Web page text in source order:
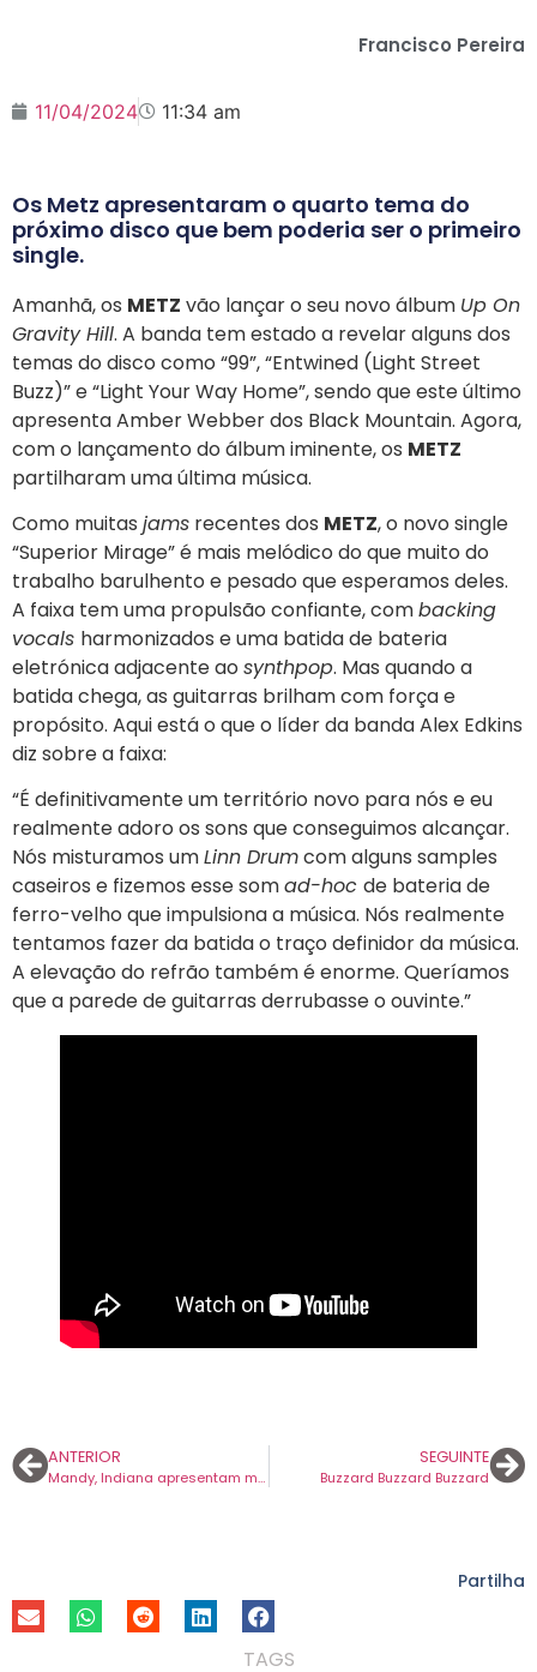
Francisco Pereira
11/04/2024 11:34 am
Os Metz apresentaram o quarto tema do
próximo disco que bem poderia ser o primeiro
single.
Amanhã, os METZ vão lançar o seu novo álbum Up On
Gravity Hill. A banda tem estado a revelar alguns dos
temas do disco como “99”, “Entwined (Light Street
Buzz)” e “Light Your Way Home”, sendo que este último
apresenta Amber Webber dos Black Mountain. Agora,
com o lançamento do álbum iminente, os METZ
partilharam uma última música.
Como muitas jams recentes dos METZ, o novo single
“Superior Mirage” é mais melódico do que muito do
trabalho barulhento e pesado que esperamos deles.
A faixa tem uma propulsão confiante, combacking
vocals harmonizados e uma batida de bateria
eletrónica adjacente ao synthpop. Mas quando a
batida chega, as guitarras brilham com força e
propósito. Aqui está o que o líder da banda Alex Edkins
diz sobre a faixa:
“É definitivamente um território novo para nós e eu
realmente adoro os sons que conseguimos alcançar.
Nós misturamos umLinn Drumcom alguns samples
caseiros e fizemos esse somad-hoc de bateria de
ferro-velho que impulsiona a música. Nós realmente
tentamos fazer da batida o traço definidor da música.
A elevação do refrão também é enorme. Queríamos
que a parede de guitarras derrubasse o ouvinte.”
ANTERIOR
Mandy, Indiana apresentam música nova nas vésperas de marcarem presença no Primavera Sound Porto.
SEGUINTE
Buzzard Buzzard Buzzard
Partilha
TAGS